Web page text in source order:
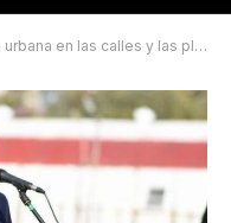
las calles y las plazas capitalinas